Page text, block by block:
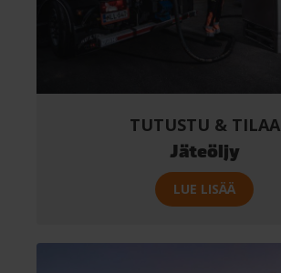
TUTUSTU & TILAA
Jäteöljy
LUE LISÄÄ